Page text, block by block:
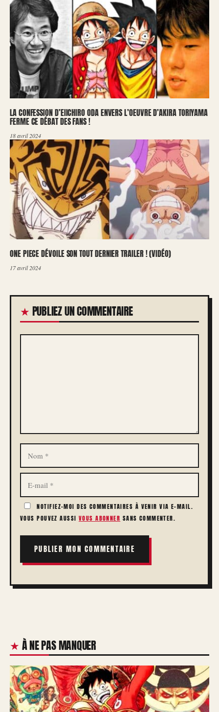
LA CONFESSION D’EIICHIRO ODA ENVERS L’OEUVRE D’AKIRA TORIYAMA
FERME CE DÉBAT DES FANS !
18 avril 2024
ONE PIECE DÉVOILE SON TOUT DERNIER TRAILER ! (VIDÉO)
17 avril 2024
PUBLIEZ UN COMMENTAIRE
COMMENTAIRE
NOM
E-
MAIL
NOTIFIEZ-MOI DES COMMENTAIRES À VENIR VIA E-MAIL.
VOUS POUVEZ AUSSI VOUS ABONNER SANS COMMENTER.
À NE PAS MANQUER